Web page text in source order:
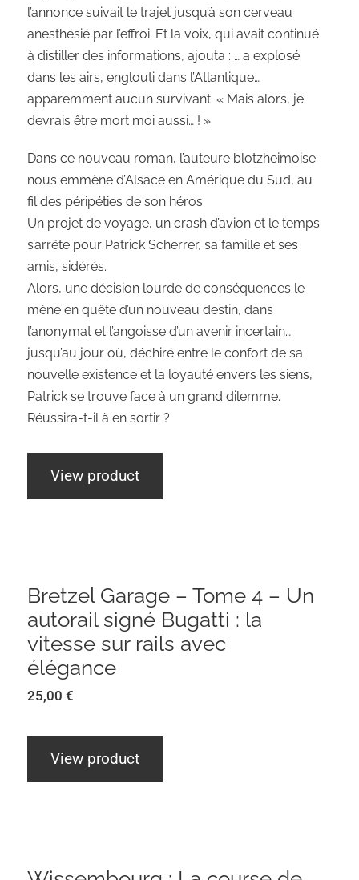
l’annonce suivait le trajet jusqu’à son cerveau
anesthésié par l’effroi. Et la voix, qui avait continué
à distiller des informations, ajouta : … a explosé
dans les airs, englouti dans l’Atlantique…
apparemment aucun survivant. « Mais alors, je
devrais être mort moi aussi… ! »
Dans ce nouveau roman, l’auteure blotzheimoise
nous emmène d’Alsace en Amérique du Sud, au
fil des péripéties de son héros.
Un projet de voyage, un crash d’avion et le temps
s’arrête pour Patrick Scherrer, sa famille et ses
amis, sidérés.
Alors, une décision lourde de conséquences le
mène en quête d’un nouveau destin, dans
l’anonymat et l’angoisse d’un avenir incertain…
jusqu’au jour où, déchiré entre le confort de sa
nouvelle existence et la loyauté envers les siens,
Patrick se trouve face à un grand dilemme.
Réussira-t-il à en sortir ?
View product
Bretzel Garage – Tome 4 – Un
autorail signé Bugatti : la
vitesse sur rails avec
élégance
25,00€
View product